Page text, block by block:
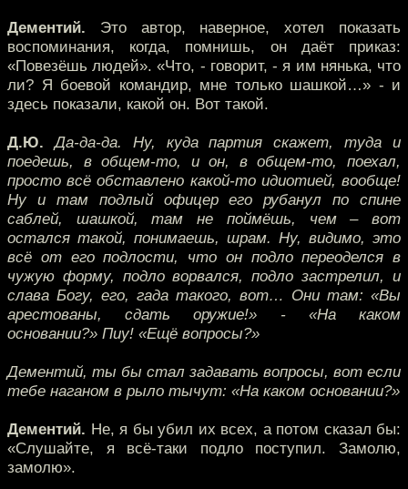
Дементий. Это автор, наверное, хотел показать
воспоминания, когда, помнишь, он даёт приказ:
«Повезёшь людей». «Что, - говорит, - я им нянька, что
ли? Я боевой командир, мне только шашкой…» - и
здесь показали, какой он. Вот такой.
Д.Ю. Да-да-да. Ну, куда партия скажет, туда и
поедешь, в общем-то, и он, в общем-то, поехал,
просто всё обставлено какой-то идиотией, вообще!
Ну и там подлый офицер его рубанул по спине
саблей, шашкой, там не поймёшь, чем – вот
остался такой, понимаешь, шрам. Ну, видимо, это
всё от его подлости, что он подло переоделся в
чужую форму, подло ворвался, подло застрелил, и
слава Богу, его, гада такого, вот… Они там: «Вы
арестованы, сдать оружие!» - «На каком
основании?» Пиу! «Ещё вопросы?»
Дементий, ты бы стал задавать вопросы, вот если
тебе наганом в рыло тычут: «На каком основании?»
Дементий. Не, я бы убил их всех, а потом сказал бы:
«Слушайте, я всё-таки подло поступил. Замолю,
замолю».